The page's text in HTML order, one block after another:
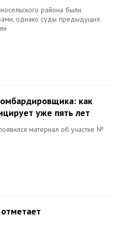
района были
однако суды предыдущих
как
уже пять лет
материал об участке №